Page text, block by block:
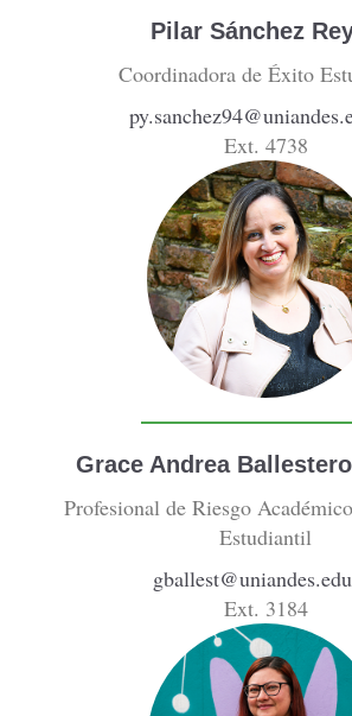
Pilar Sánchez
Coordinadora de Éxito
Ext. 4738
Grace Andrea
Profesional de Riesgo
Estudiantil
Ext. 3184